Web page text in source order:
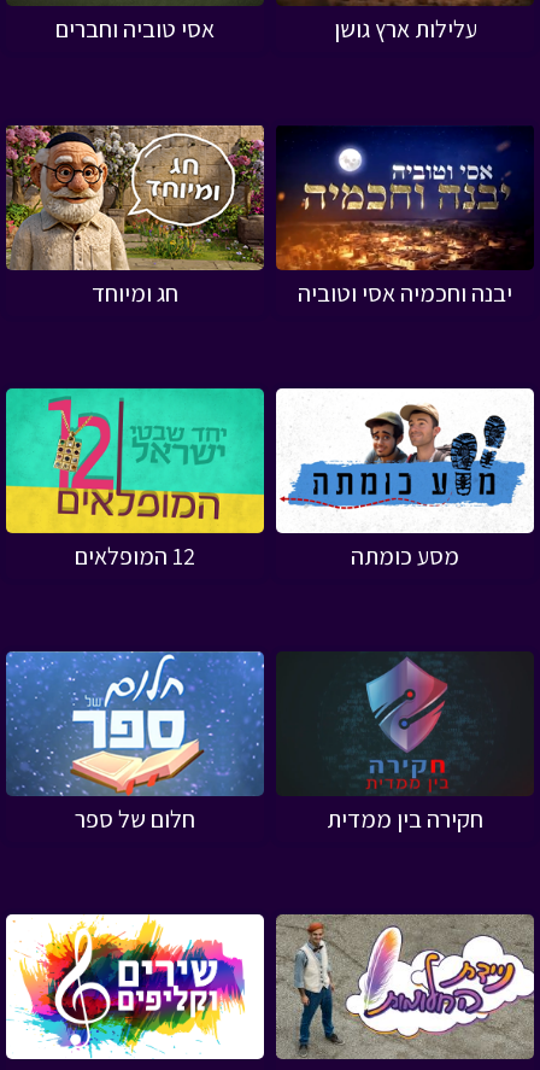
עלילות ארץ גושן אסי טוביה וחברים
יבנה וחכמיה אסי וטוביה חג ומיוחד
מסע כומתה 12 המופלאים
חקירה בין ממדית חלום של ספר